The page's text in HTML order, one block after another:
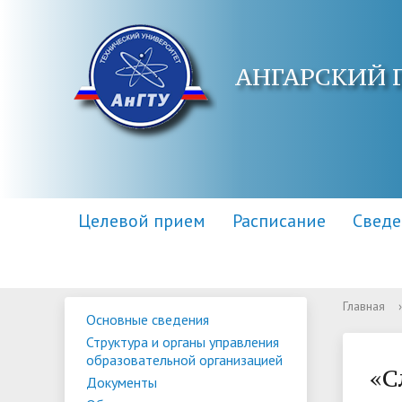
АНГАРСКИЙ
Целевой прием Расписание
Основные сведения
Контакты
Научная библиотека
Центр
Приемная комиссия
Для поступающих инвалидов
Основные сведения
Структура и органы управления
образовательной организацией
Документы
Главная ›